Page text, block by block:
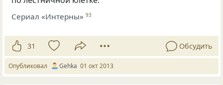
Сериал «Интерны» 93
31 Обсудить
Опубликовал Gehka 01 окт 2013